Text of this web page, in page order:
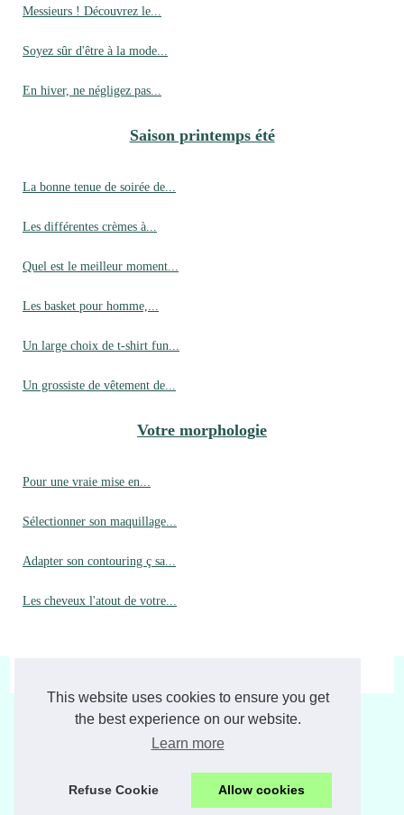
This website uses cookies to ensure you get
the best experience on our website.
Learn more
Refuse Cookie Allow cookies
Messieurs ! Découvrez le...
Soyez sûr d'être à la mode...
En hiver, ne négligez pas...
Saison printemps été
La bonne tenue de soirée de...
Les différentes crèmes à...
Quel est le meilleur moment...
Les basket pour homme,...
Un large choix de t-shirt fun...
Un grossiste de vêtement de...
Votre morphologie
Pour une vraie mise en...
Sélectionner son maquillage...
Adapter son contouring ç sa...
Les cheveux l'atout de votre...